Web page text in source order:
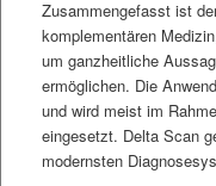
Zusammengefasst ist
komplementären
um ganzheitliche
ermöglichen. Die
und wird meist im
eingesetzt. Delta Scan
modernsten